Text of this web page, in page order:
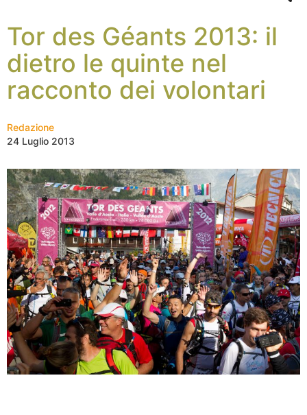
Tor des Géants 2013: il
dietro le quinte nel
racconto dei volontari
Redazione
24 Luglio 2013